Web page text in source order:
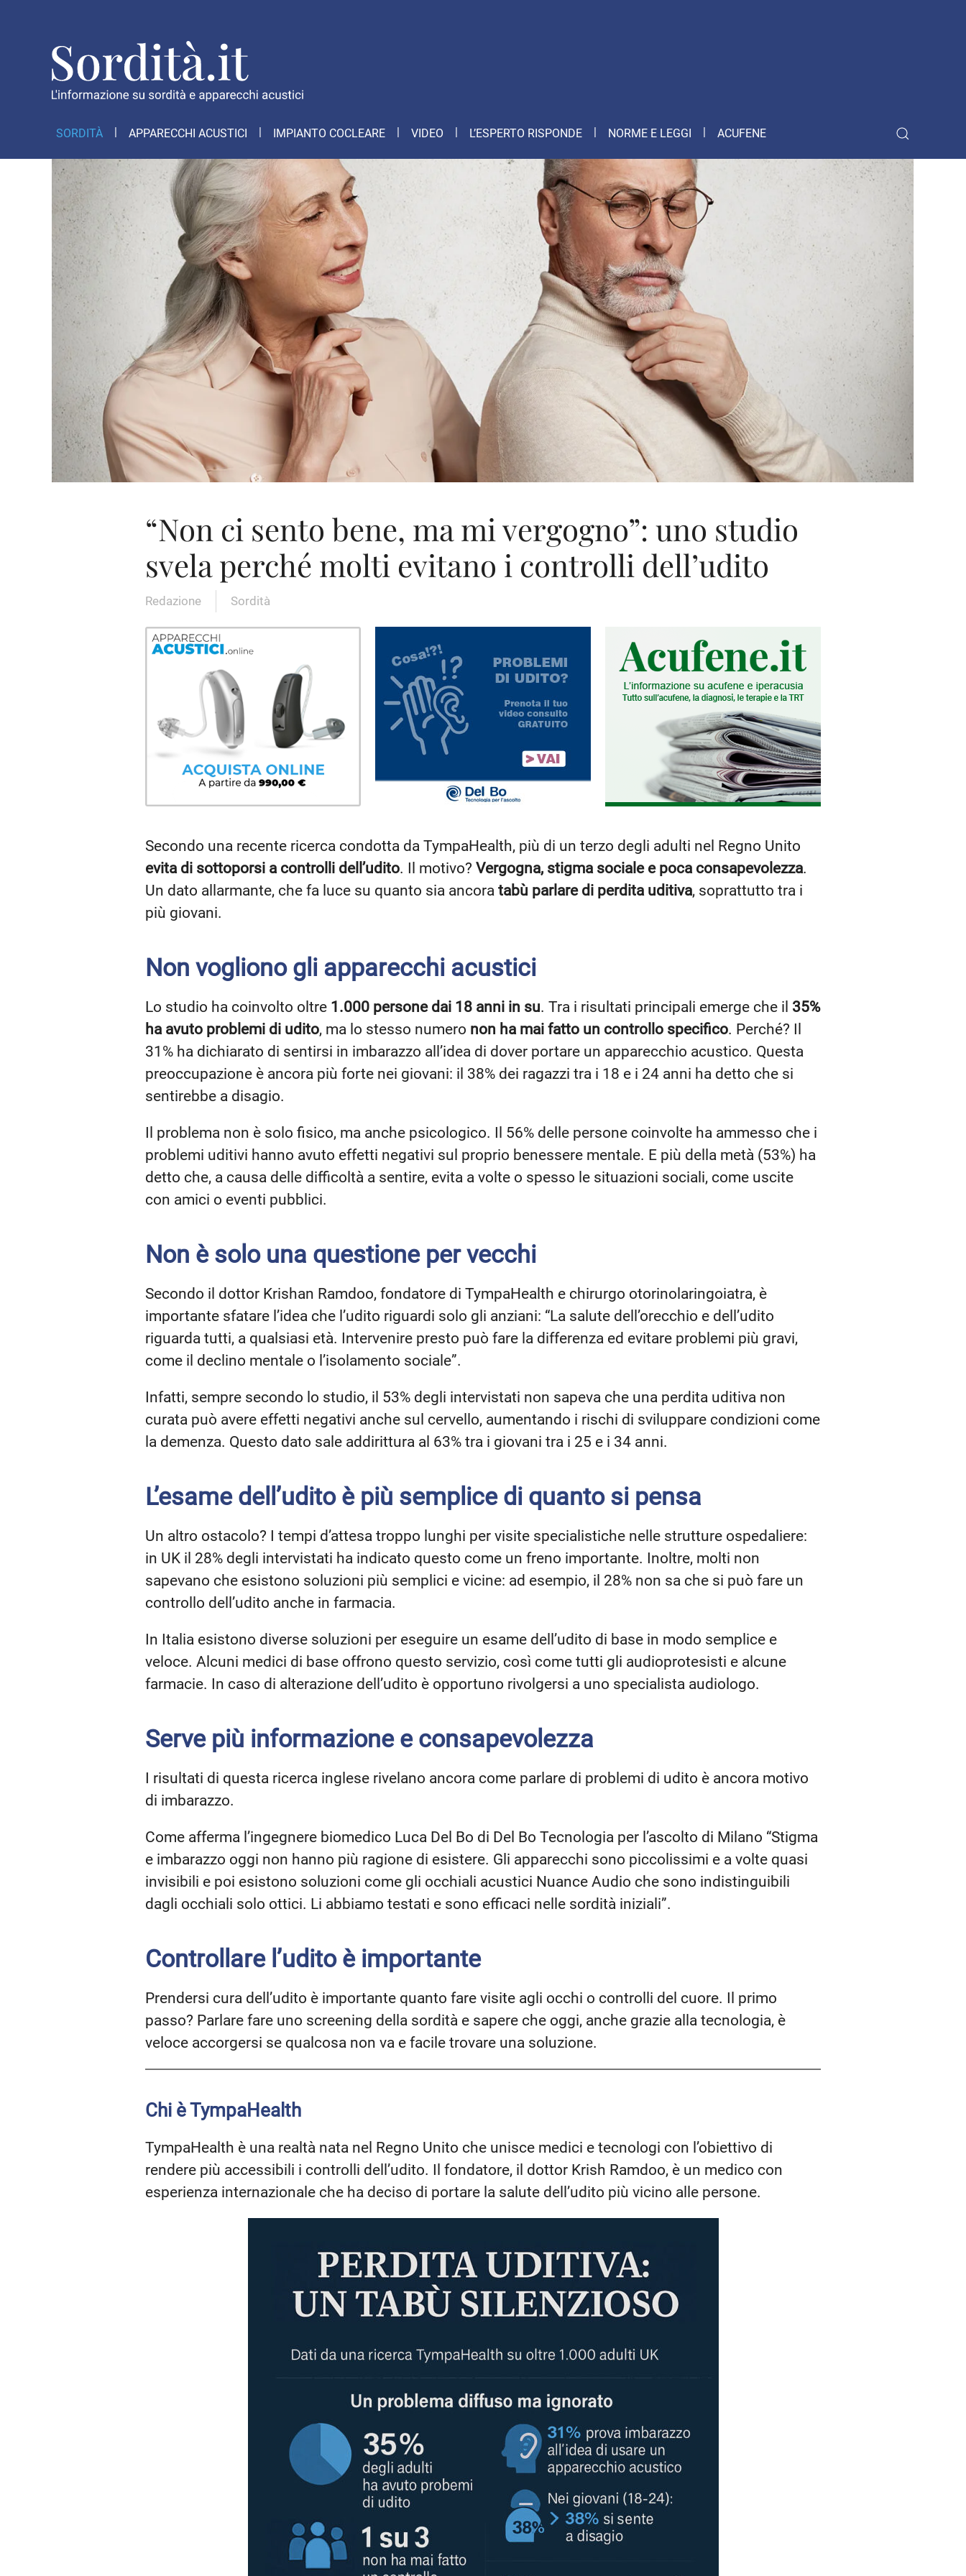
SORDITÀ APPARECCHI ACUSTICI IMPIANTO COCLEARE VIDEO L’ESPERTO RISPONDE NORME E LEGGI ACUFENE
“Non ci sento bene, ma mi vergogno”: uno studio
svela perché molti evitano i controlli dell’udito
Redazione Sordità
Secondo una recente ricerca condotta da TympaHealth, più di un terzo degli adulti nel Regno Unito
evita di sottoporsi a controlli dell’udito. Il motivo? Vergogna, stigma sociale e poca consapevolezza.
Un dato allarmante, che fa luce su quanto sia ancora tabù parlare di perdita uditiva, soprattutto tra i
più giovani.
Non vogliono gli apparecchi acustici
Lo studio ha coinvolto oltre 1.000 persone dai 18 anni in su. Tra i risultati principali emerge che il 35%
ha avuto problemi di udito, ma lo stesso numero non ha mai fatto un controllo specifico. Perché? Il
31% ha dichiarato di sentirsi in imbarazzo all’idea di dover portare un apparecchio acustico. Questa
preoccupazione è ancora più forte nei giovani: il 38% dei ragazzi tra i 18 e i 24 anni ha detto che si
sentirebbe a disagio.
Il problema non è solo fisico, ma anche psicologico. Il 56% delle persone coinvolte ha ammesso che i
problemi uditivi hanno avuto effetti negativi sul proprio benessere mentale. E più della metà (53%) ha
detto che, a causa delle difficoltà a sentire, evita a volte o spesso le situazioni sociali, come uscite
con amici o eventi pubblici.
Non è solo una questione per vecchi
Secondo il dottor Krishan Ramdoo, fondatore di TympaHealth e chirurgo otorinolaringoiatra, è
importante sfatare l’idea che l’udito riguardi solo gli anziani: “La salute dell’orecchio e dell’udito
riguarda tutti, a qualsiasi età. Intervenire presto può fare la differenza ed evitare problemi più gravi,
come il declino mentale o l’isolamento sociale”.
Infatti, sempre secondo lo studio, il 53% degli intervistati non sapeva che una perdita uditiva non
curata può avere effetti negativi anche sul cervello, aumentando i rischi di sviluppare condizioni come
la demenza. Questo dato sale addirittura al 63% tra i giovani tra i 25 e i 34 anni.
L’esame dell’udito è più semplice di quanto si pensa
Un altro ostacolo? I tempi d’attesa troppo lunghi per visite specialistiche nelle strutture ospedaliere:
in UK il 28% degli intervistati ha indicato questo come un freno importante. Inoltre, molti non
sapevano che esistono soluzioni più semplici e vicine: ad esempio, il 28% non sa che si può fare un
controllo dell’udito anche in farmacia.
In Italia esistono diverse soluzioni per eseguire un esame dell’udito di base in modo semplice e
veloce. Alcuni medici di base offrono questo servizio, così come tutti gli audioprotesisti e alcune
farmacie. In caso di alterazione dell’udito è opportuno rivolgersi a uno specialista audiologo.
Serve più informazione e consapevolezza
I risultati di questa ricerca inglese rivelano ancora come parlare di problemi di udito è ancora motivo
di imbarazzo.
Come afferma l’ingegnere biomedico Luca Del Bo di Del Bo Tecnologia per l’ascolto di Milano “Stigma
e imbarazzo oggi non hanno più ragione di esistere. Gli apparecchi sono piccolissimi e a volte quasi
invisibili e poi esistono soluzioni come gli occhiali acustici Nuance Audio che sono indistinguibili
dagli occhiali solo ottici. Li abbiamo testati e sono efficaci nelle sordità iniziali”.
Controllare l’udito è importante
Prendersi cura dell’udito è importante quanto fare visite agli occhi o controlli del cuore. Il primo
passo? Parlare fare uno screening della sordità e sapere che oggi, anche grazie alla tecnologia, è
veloce accorgersi se qualcosa non va e facile trovare una soluzione.
Chi è TympaHealth
TympaHealth è una realtà nata nel Regno Unito che unisce medici e tecnologi con l’obiettivo di
rendere più accessibili i controlli dell’udito. Il fondatore, il dottor Krish Ramdoo, è un medico con
esperienza internazionale che ha deciso di portare la salute dell’udito più vicino alle persone.